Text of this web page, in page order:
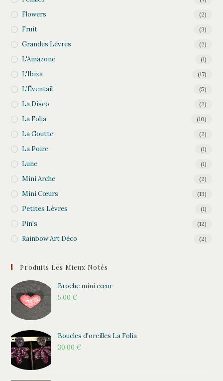
Flowers (2)
Fruit (3)
Grandes Lèvres (2)
L'Amazone (1)
L'Ibiza (17)
L’Éventail (5)
La Disco (2)
La Folia (10)
La Goutte (2)
La Poire (1)
Lune (1)
Mini Arche (2)
Mini Cœurs (13)
Petites Lèvres (1)
Pin's (12)
Rainbow Art Déco (2)
Produits Les Mieux Notés
Broche mini cœur
5,00€
Boucles d'oreilles La Folia
30,00€